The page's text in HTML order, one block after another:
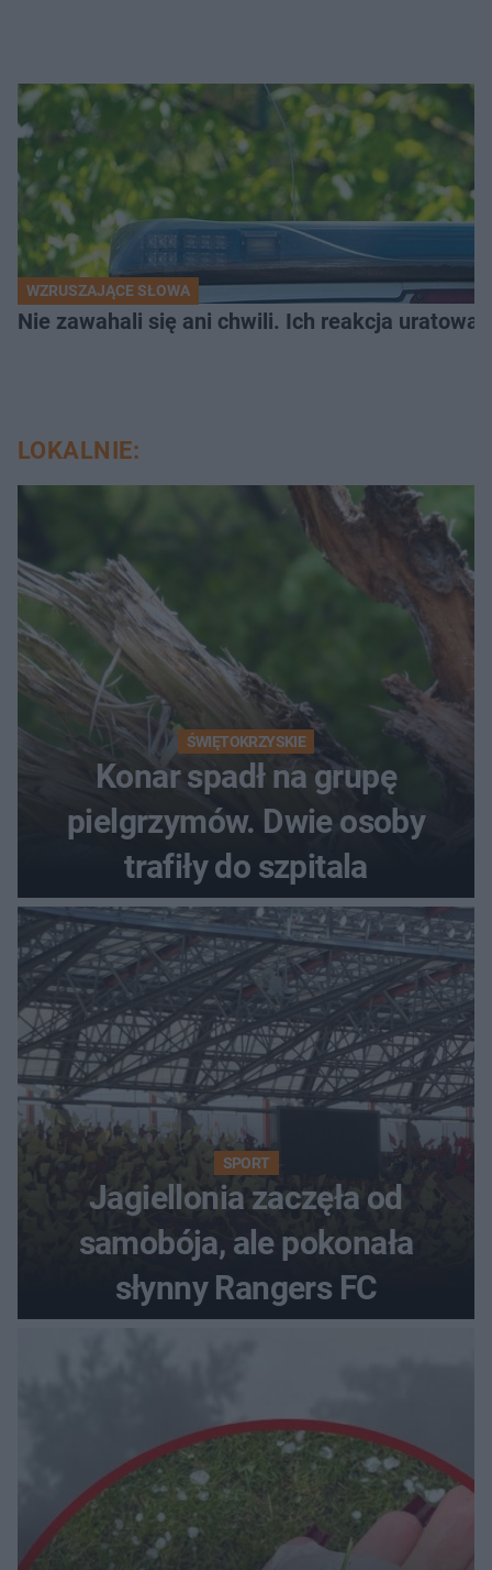
WZRUSZAJĄCE SŁOWA
Nie zawahali się ani chwili. Ich reakcja
LOKALNIE:
ŚWIĘTOKRZYSKIE
Konar spadł na grupę
pielgrzymów. Dwie osoby
trafiły do szpitala
SPORT
Jagiellonia zaczęła od
samobója, ale pokonała
słynny Rangers FC